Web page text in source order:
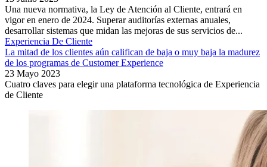
Una nueva normativa, la Ley de Atención al Cliente, entrará en
vigor en enero de 2024. Superar auditorías externas anuales,
desarrollar sistemas que midan las mejoras de sus servicios de...
Experiencia De Cliente
La mitad de los clientes aún califican de baja o muy baja la madurez
de los programas de Customer Experience
23 Mayo 2023
Cuatro claves para elegir una plataforma tecnológica de Experiencia
de Cliente